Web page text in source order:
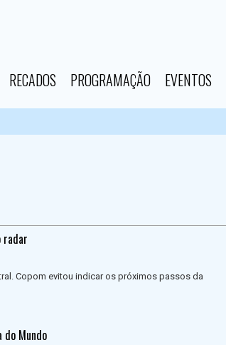
RECADOS PROGRAMAÇÃO EVENTOS
radar
Copom evitou indicar os próximos passos da
do Mundo